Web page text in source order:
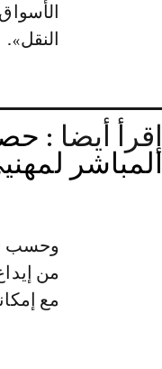
النقل».
إقرأ أيضا :
المباشر
من
مع